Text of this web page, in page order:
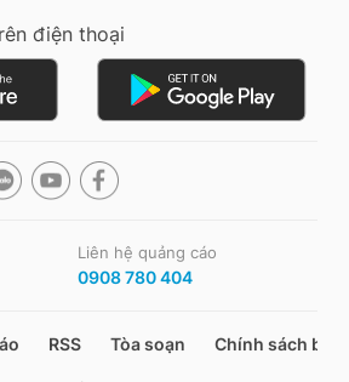
điện thoại
Liên hệ quảng cáo
0908 780 404
RSS Tòa soạn Chính sách bảo